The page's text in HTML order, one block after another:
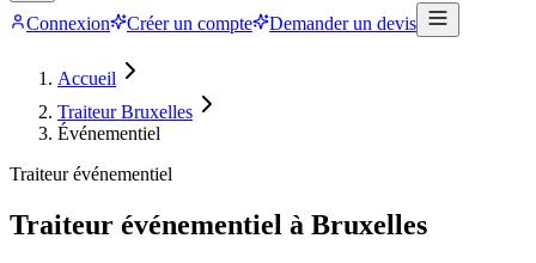
Connexion Créer un compte Demander un devis
Accueil
Traiteur Bruxelles
Événementiel
Traiteur événementiel
Traiteur événementiel à Bruxelles